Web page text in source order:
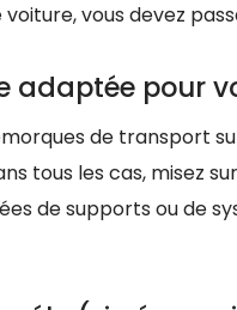
vous devez
adaptée pour
de transport
tous les cas, misez
de supports ou de